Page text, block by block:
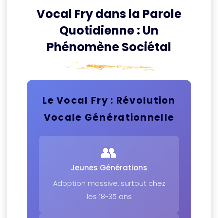
Vocal Fry dans la Parole
Quotidienne : Un
Phénomène Sociétal
Le Vocal Fry : Révolution
Vocale Générationnelle
👥
Jeunes Générations
Adoption massive, surtout chez
les 18-35 ans